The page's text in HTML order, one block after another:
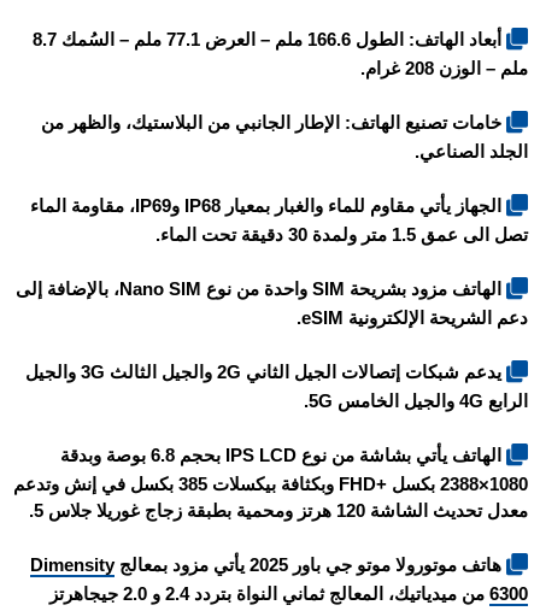
أبعاد الهاتف: الطول 166.6 ملم – العرض 77.1 ملم – السُمك 8.7
ملم – الوزن 208 غرام.
خامات تصنيع الهاتف: الإطار الجانبي من البلاستيك، والظهر من
الجلد الصناعي.
الجهاز يأتي مقاوم للماء والغبار بمعيار IP68 وIP69، مقاومة الماء
تصل الى عمق 1.5 متر ولمدة 30 دقيقة تحت الماء.
الهاتف مزود بشريحة SIM واحدة من نوع Nano SIM، بالإضافة إلى
دعم الشريحة الإلكترونية eSIM.
يدعم شبكات إتصالات الجيل الثاني 2G والجيل الثالث 3G والجيل
الرابع 4G والجيل الخامس 5G.
الهاتف يأتي بشاشة من نوع IPS LCD بحجم 6.8 بوصة وبدقة
1080×2388 بكسل +FHD وبكثافة بيكسلات 385 بكسل في إنش وتدعم
معدل تحديث الشاشة 120 هرتز ومحمية بطبقة زجاج غوريلا جلاس 5.
هاتف موتورولا موتو جي باور 2025 يأتي مزود بمعالج
Dimensity
6300
من ميدياتيك، المعالج ثماني النواة بتردد 2.4 و 2.0 جيجاهرتز